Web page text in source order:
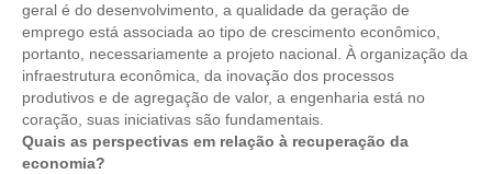
MANUAL DE REDAÇÃO
RELEASES
CADASTRO
geral é do desenvolvimento, a qualidade da geração de
emprego está associada ao tipo de crescimento econômico,
portanto, necessariamente a projeto nacional. À organização da
infraestrutura econômica, da inovação dos processos
produtivos e de agregação de valor, a engenharia está no
coração, suas iniciativas são fundamentais.
Quais as perspectivas em relação à recuperação da
economia?